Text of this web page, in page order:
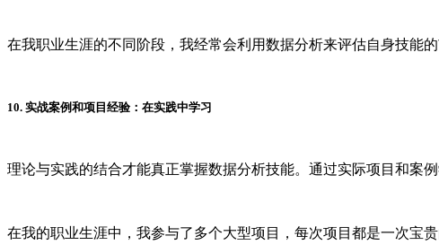
在我职业生涯的不同阶段，我经常会利用数据分析来评估自身技能
10. 实战案例和项目经验：在实践中学习
理论与实践的结合才能真正掌握数据分析技能。通过实际项目和案
在我的职业生涯中，我参与了多个大型项目，每次项目都是一次宝